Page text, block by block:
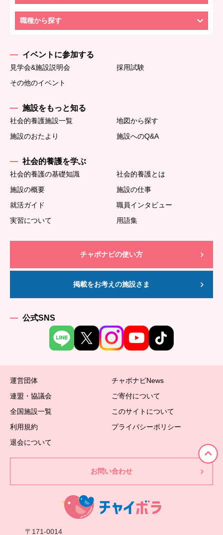
職種から探す
イベントに参加する
見学会&施設説明会
採用試験
その他のイベント
施設をもっと知る
社会的養護施設一覧
地図から探す
施設のおたより
施設へのQ&A
社会的養護を学ぶ
社会的養護の基礎知識
社会的養護とは
施設の概要
施設の仕事
就活ガイド
職員インタビュー
実習について
用語集
チャボナビの使い方
掲載をお考えの施設さま
公式SNS
運営団体
チャボナビNews
連盟・協議会
ご寄付について
全国施設一覧
このサイトについて
利用規約
プライバシーポリシー
退会について
お問い合わせ
〒171-0014